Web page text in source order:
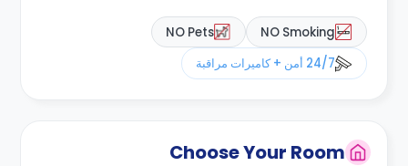
NO Smoking
NO Pets
24/7 أمن + كاميرات مراقبة
Choose Your Room